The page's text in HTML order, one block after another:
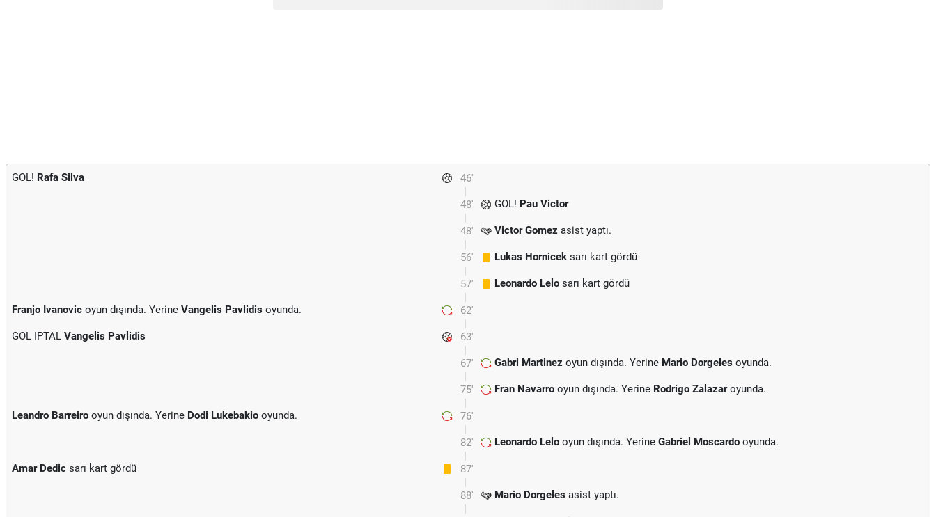
46'
GOL! Rafa Silva
48' GOL! Pau Victor
48' Victor Gomez asist yaptı.
56' Lukas Hornicek sarı kart gördü
57' Leonardo Lelo sarı kart gördü
62'
Franjo Ivanovic oyun dışında. Yerine Vangelis Pavlidis oyunda.
63'
GOL IPTAL Vangelis Pavlidis
67' Gabri Martinez oyun dışında. Yerine Mario Dorgeles oyunda.
75' Fran Navarro oyun dışında. Yerine Rodrigo Zalazaroyunda.
76'
Leandro Barreiro oyun dışında. Yerine Dodi Lukebakio oyunda.
82' Leonardo Lelo oyun dışında. Yerine Gabriel Moscardo oyunda.
87'
Amar Dedic sarı kart gördü
88' Mario Dorgeles asist yaptı.